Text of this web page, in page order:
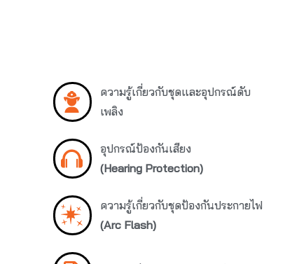
ความรู้เกี่ยวกับชุดและอุปกรณ์ดับ
เพลิง
อุปกรณ์ป้องกันเสียง
(Hearing Protection)
ความรู้เกี่ยวกับชุดป้องกันประกายไฟ
(Arc Flash)